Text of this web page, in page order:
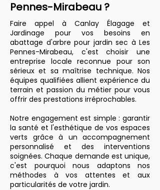
Pennes-Mirabeau ?
Faire appel à Canlay Élagage et
Jardinage pour vos besoins en
abattage d'arbre pour jardin sec à Les
Pennes-Mirabeau, c'est choisir une
entreprise locale reconnue pour son
sérieux et sa maîtrise technique. Nos
équipes qualifiées allient expérience du
terrain et passion du métier pour vous
offrir des prestations irréprochables.
Notre engagement est simple : garantir
la santé et l'esthétique de vos espaces
verts grâce à un accompagnement
personnalisé et des interventions
soignées. Chaque demande est unique,
c'est pourquoi nous adaptons nos
méthodes à vos attentes et aux
particularités de votre jardin.